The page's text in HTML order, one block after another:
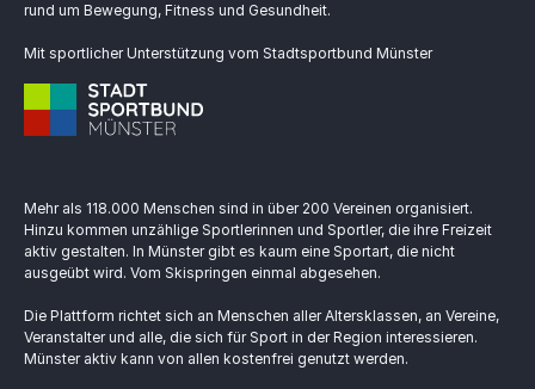
rund um Bewegung, Fitness und Gesundheit.
Mit sportlicher Unterstützung vom Stadtsportbund Münster
Mehr als 118.000 Menschen sind in über 200 Vereinen organisiert.
Hinzu kommen unzählige Sportlerinnen und Sportler, die ihre Freizeit
aktiv gestalten. In Münster gibt es kaum eine Sportart, die nicht
ausgeübt wird. Vom Skispringen einmal abgesehen.
Die Plattform richtet sich an Menschen aller Altersklassen, an Vereine,
Veranstalter und alle, die sich für Sport in der Region interessieren.
Münster aktiv kann von allen kostenfrei genutzt werden.